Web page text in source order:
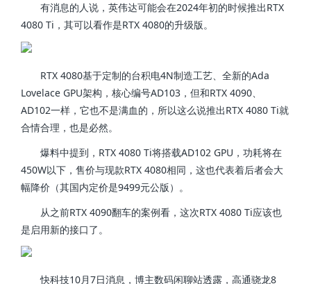
有消息的人说，英伟达可能会在2024年初的时候推出RTX
4080 Ti，其可以看作是RTX 4080的升级版。
RTX 4080基于定制的台积电4N制造工艺、全新的Ada
Lovelace GPU架构，核心编号AD103，但和RTX 4090、
AD102一样，它也不是满血的，所以这么说推出RTX 4080 Ti就
合情合理，也是必然。
爆料中提到，RTX 4080 Ti将搭载AD102 GPU，功耗将在
450W以下，售价与现款RTX 4080相同，这也代表着后者会大
幅降价（其国内定价是9499元公版）。
从之前RTX 4090翻车的案例看，这次RTX 4080 Ti应该也
是启用新的接口了。
快科技10月7日消息，博主数码闲聊站透露，高通骁龙8